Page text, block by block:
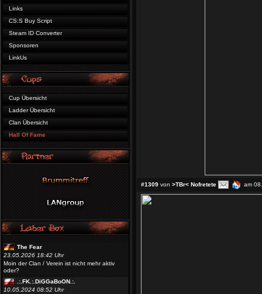
Links
CS:S Buy Script
Steam ID Converter
Sponsoren
LinkUs
Cup Übersicht
Ladder Übersicht
Clan Übersicht
Hall Of Fame
The Fear
23.05.2026 18:42 Uhr
Moin der Clan / Verein ist nicht mehr aktiv
oder?
.:.FK.:.DiGGaBoON.:.
10.05.2024 08:52 Uhr
#1309 von >TBr< Nofretete am